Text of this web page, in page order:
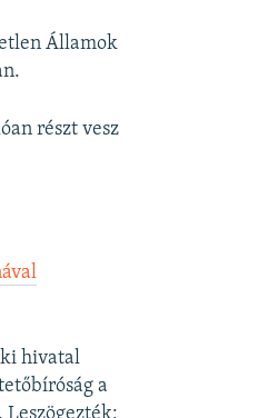
Államok
részt vesz
hivatal
a